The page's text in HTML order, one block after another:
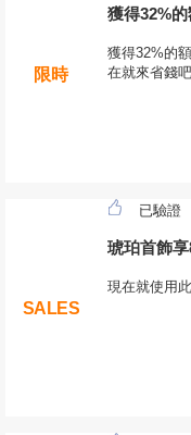
限時
獲得32%
獲得32%的
在就來省錢吧
SALES
已驗證
琥珀首飾
現在就使用